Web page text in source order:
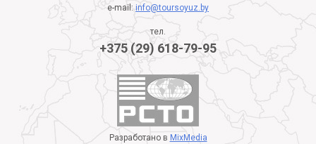
e-mail:info@toursoyuz.by
тел.
+375 (29) 618-79-95
Разработано в MixMedia